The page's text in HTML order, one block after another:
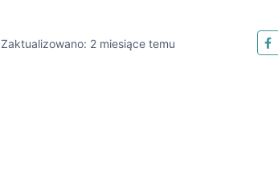
Zaktualizowano: 2 miesiące temu